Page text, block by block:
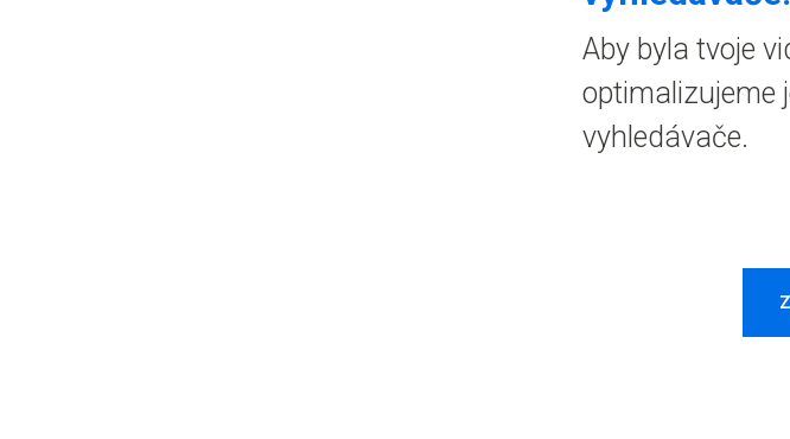
Aby byla tvoje
optimalizujeme
vyhledávače.